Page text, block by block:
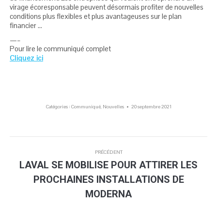
virage écoresponsable peuvent désormais profiter de nouvelles
conditions plus flexibles et plus avantageuses sur le plan
financier …
—–
Pour lire le communiqué complet
Cliquez ici
Catégories : Communiqué, Nouvelles 20 septembre 2021
article
PRÉCÉDENT
Article
précédent
:
LAVAL SE MOBILISE POUR ATTIRER LES
PROCHAINES INSTALLATIONS DE
MODERNA